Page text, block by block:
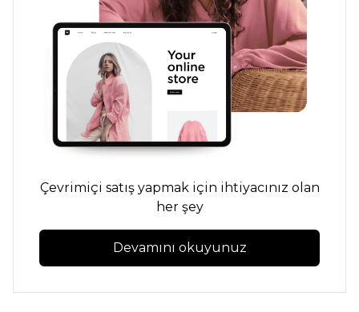
Çevrimiçi satış yapmak için ihtiyacınız olan
her şey
Devamını okuyunuz